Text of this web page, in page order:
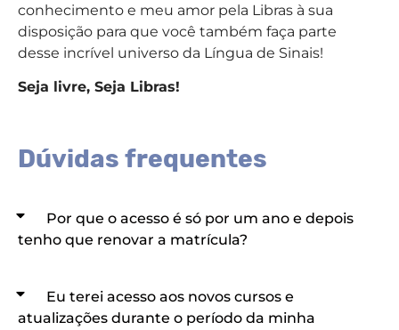
conhecimento e meu amor pela Libras à sua
disposição para que você também faça parte
desse incrível universo da Língua de Sinais!
Seja livre, Seja Libras!
Dúvidas frequentes
Por que o acesso é só por um ano e depois
tenho que renovar a matrícula?
Eu terei acesso aos novos cursos e
atualizações durante o período da minha